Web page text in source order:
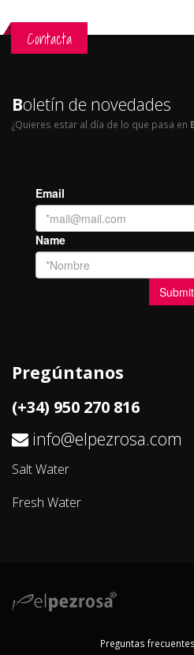
Contacta
Boletín de novedades
¿Quieres estar al día de lo que pasa en
Pregúntanos
(+34) 950 270 816
info@elpezrosa.com
Salt Water
Fresh Water
Preguntas frecuentes